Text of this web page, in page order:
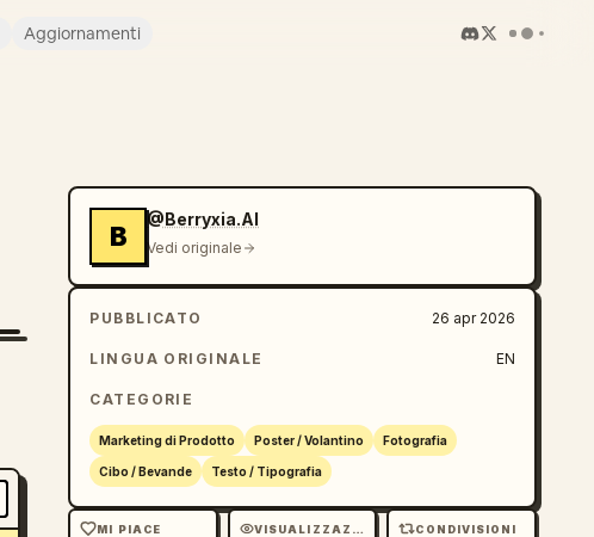
Aggiornamenti
B
@Berryxia.AI
Vedi originale
PUBBLICATO 26 apr 2026
LINGUA ORIGINALE EN
CATEGORIE
Marketing di Prodotto Poster / Volantino Fotografia
Cibo / Bevande Testo / Tipografia
MI PIACE VISUALIZZAZIONI CONDIVISIONI